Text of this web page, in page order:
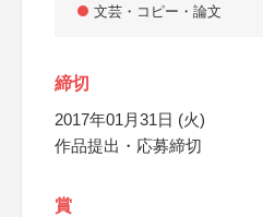
文芸・コピー・論文
締切
2017年01月31日 (火)
作品提出・応募締切
賞